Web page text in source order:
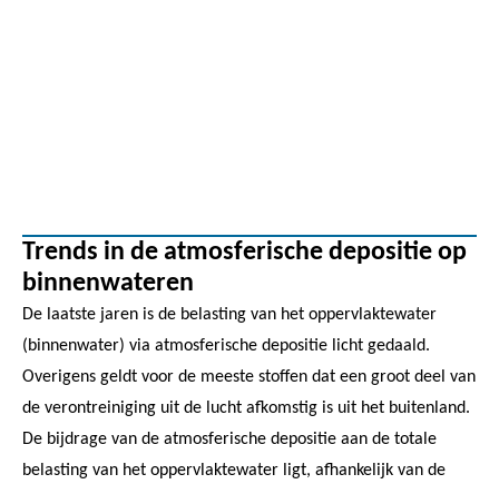
Trends in de atmosferische depositie op
binnenwateren
De laatste jaren is de belasting van het oppervlaktewater
(binnenwater) via atmosferische depositie licht gedaald.
Overigens geldt voor de meeste stoffen dat een groot deel van
de verontreiniging uit de lucht afkomstig is uit het buitenland.
De bijdrage van de atmosferische depositie aan de totale
belasting van het oppervlaktewater ligt, afhankelijk van de